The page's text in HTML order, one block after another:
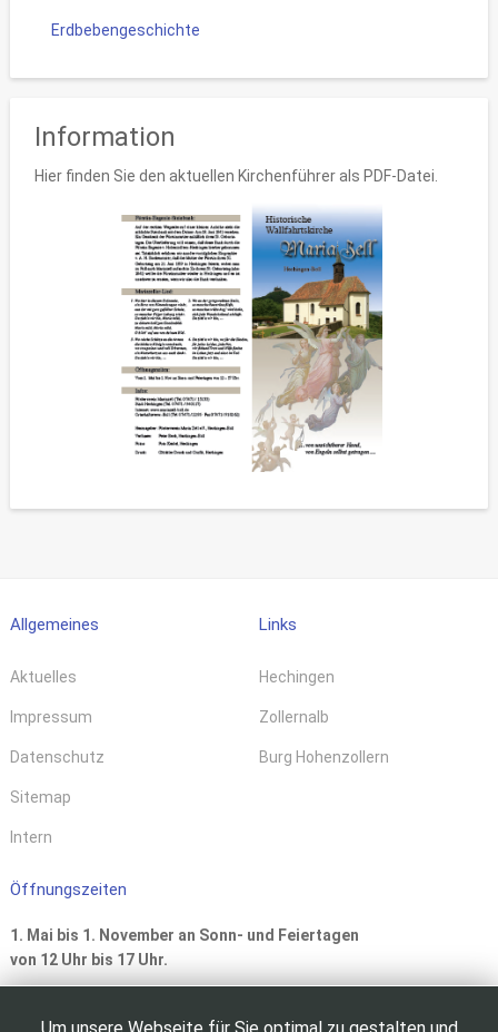
Erdbebengeschichte
Information
Hier finden Sie den aktuellen Kirchenführer als PDF-Datei.
Allgemeines
Aktuelles
Impressum
Datenschutz
Sitemap
Intern
Links
Hechingen
Zollernalb
Burg Hohenzollern
Öffnungszeiten
1. Mai bis 1. November an Sonn- und Feiertagen
von 12 Uhr bis 17 Uhr.